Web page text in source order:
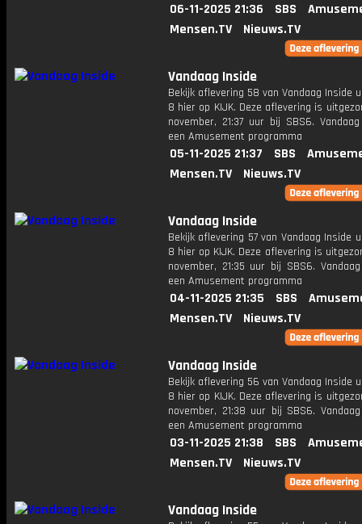
06-11-2025 21:36 SBS
Mensen.TV
Nieuws.TV
Vandaag Inside
Bekijk aflevering 58 van Vandaag Inside
8 hier op KIJK. Deze aflevering is
november, 21:37 uur bij SBS6.
een Amusement programma
05-11-2025 21:37 SBS
Mensen.TV
Nieuws.TV
Vandaag Inside
Bekijk aflevering 57 van Vandaag Inside
8 hier op KIJK. Deze aflevering is
november, 21:35 uur bij SBS6.
een Amusement programma
04-11-2025 21:35 SBS
Mensen.TV
Nieuws.TV
Vandaag Inside
Bekijk aflevering 56 van Vandaag Inside
8 hier op KIJK. Deze aflevering is
november, 21:38 uur bij SBS6.
een Amusement programma
03-11-2025 21:38 SBS
Mensen.TV
Nieuws.TV
Vandaag Inside